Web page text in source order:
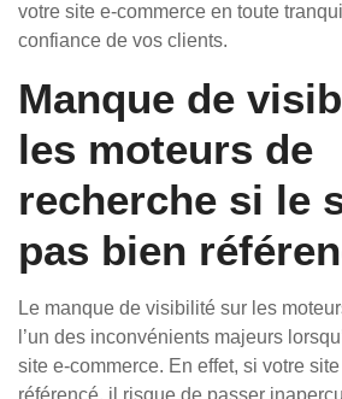
votre site e-commerce en toute
confiance de vos clients.
Manque de
les moteurs de
recherche si le
pas bien
Le manque de visibilité sur les
l’un des inconvénients majeurs
site e-commerce. En effet, si votre site
référencé, il risque de passer